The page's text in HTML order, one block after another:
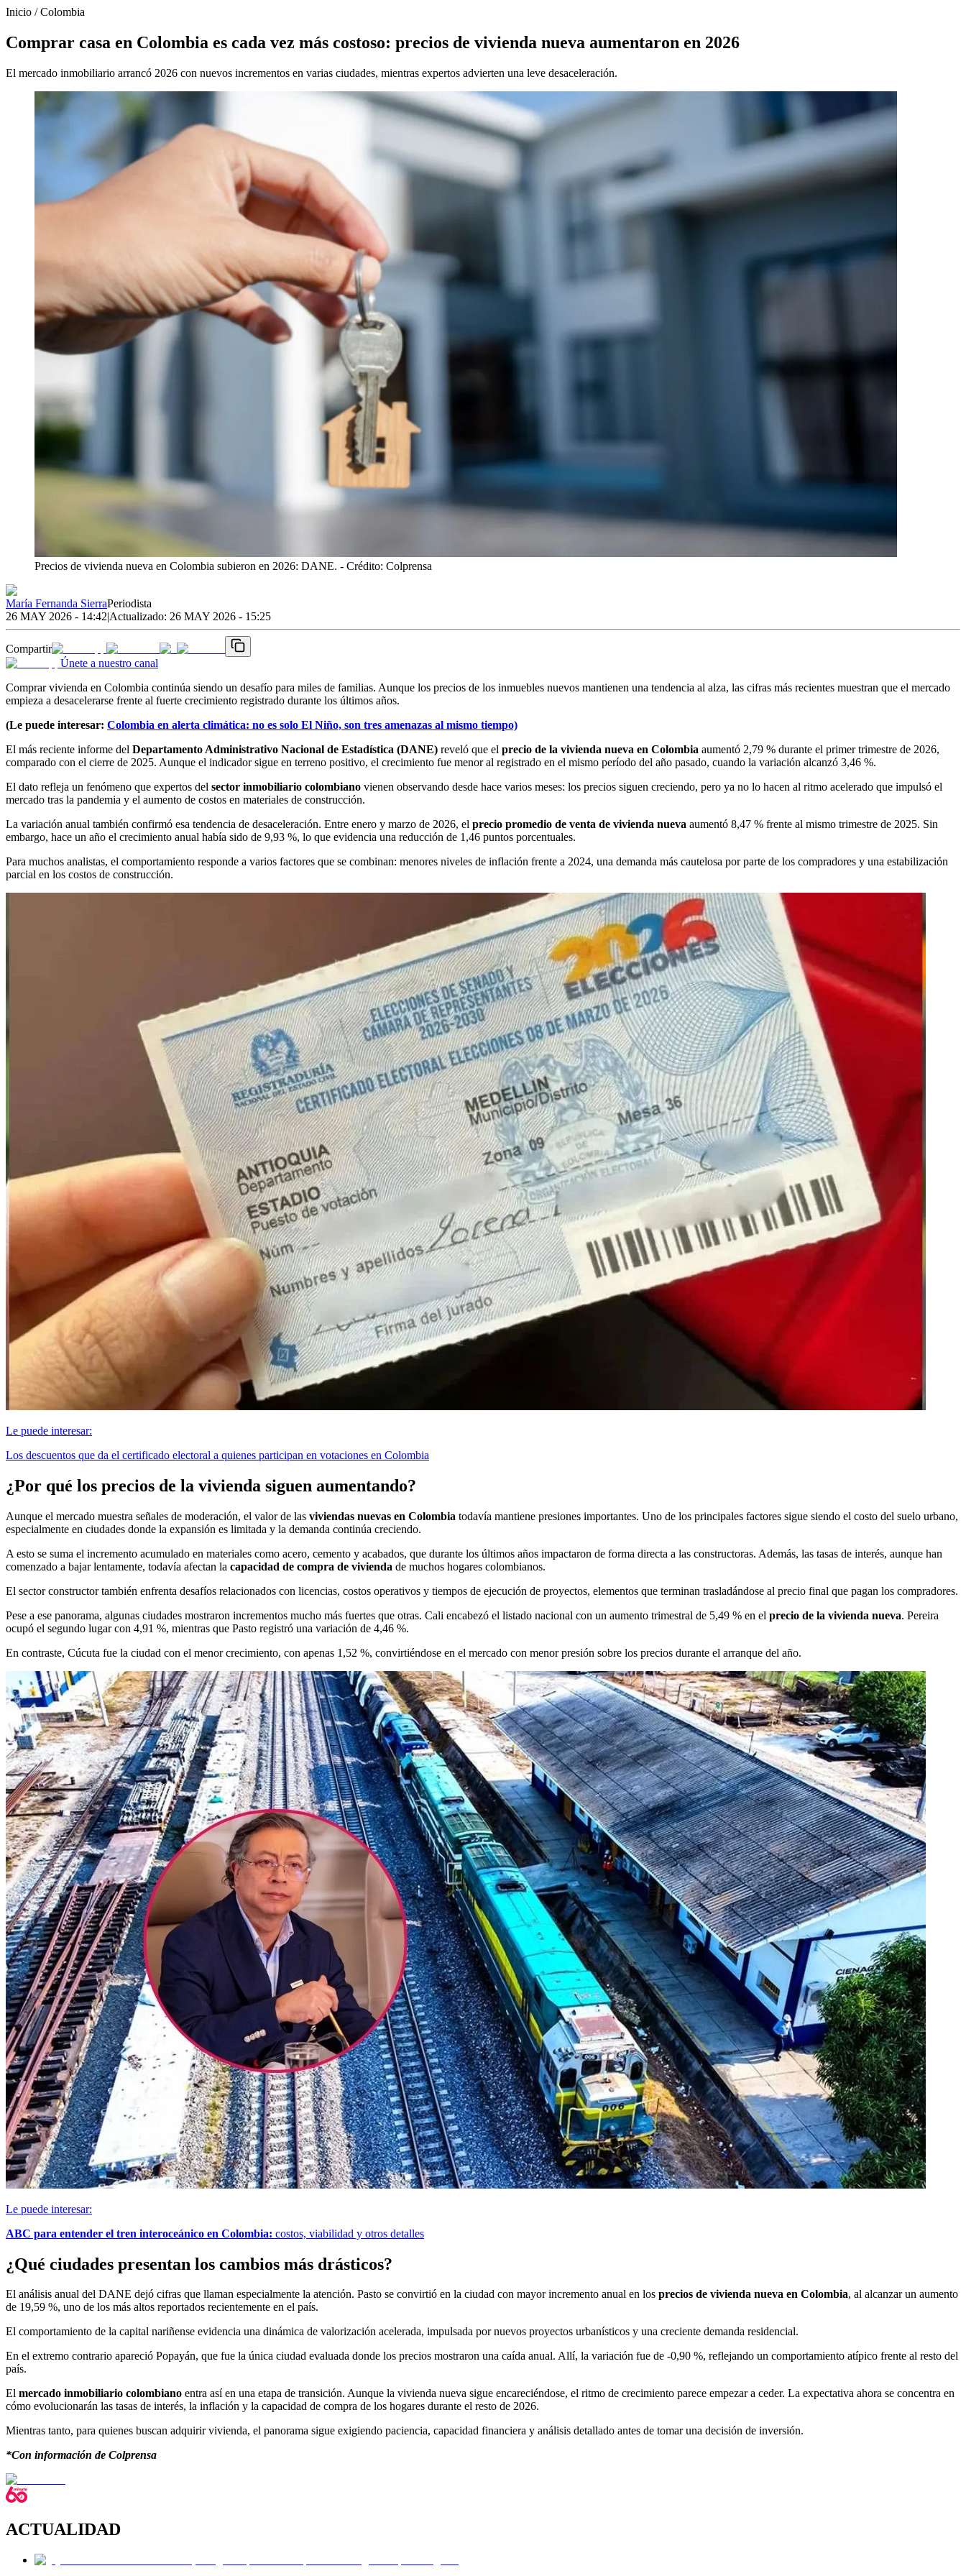
Inicio /Colombia
Comprar casa en Colombia es cada vez más costoso: precios de vivienda nueva aumentaron en 2026
El mercado inmobiliario arrancó 2026 con nuevos incrementos en varias ciudades, mientras expertos advierten una leve desaceleración.
Precios de vivienda nueva en Colombia subieron en 2026: DANE. - Crédito: Colprensa
María Fernanda SierraPeriodista
26 MAY 2026 - 14:42|Actualizado: 26 MAY 2026 - 15:25
Compartir
Únete a nuestro canal
Comprar vivienda en Colombia continúa siendo un desafío para miles de familias. Aunque los precios de los inmuebles nuevos mantienen una tendencia al alza, las cifras más recientes muestran que el mercado
empieza a desacelerarse frente al fuerte crecimiento registrado durante los últimos años.
(Le puede interesar: Colombia en alerta climática: no es solo El Niño, son tres amenazas al mismo tiempo)
El más reciente informe del Departamento Administrativo Nacional de Estadística (DANE) reveló que el precio de la vivienda nueva en Colombia aumentó 2,79 % durante el primer trimestre de 2026,
comparado con el cierre de 2025. Aunque el indicador sigue en terreno positivo, el crecimiento fue menor al registrado en el mismo período del año pasado, cuando la variación alcanzó 3,46 %.
El dato refleja un fenómeno que expertos del sector inmobiliario colombiano vienen observando desde hace varios meses: los precios siguen creciendo, pero ya no lo hacen al ritmo acelerado que impulsó el
mercado tras la pandemia y el aumento de costos en materiales de construcción.
La variación anual también confirmó esa tendencia de desaceleración. Entre enero y marzo de 2026, el precio promedio de venta de vivienda nueva aumentó 8,47 % frente al mismo trimestre de 2025. Sin
embargo, hace un año el crecimiento anual había sido de 9,93 %, lo que evidencia una reducción de 1,46 puntos porcentuales.
Para muchos analistas, el comportamiento responde a varios factores que se combinan: menores niveles de inflación frente a 2024, una demanda más cautelosa por parte de los compradores y una estabilización
parcial en los costos de construcción.
Le puede interesar:
Los descuentos que da el certificado electoral a quienes participan en votaciones en Colombia
¿Por qué los precios de la vivienda siguen aumentando?
Aunque el mercado muestra señales de moderación, el valor de las viviendas nuevas en Colombia todavía mantiene presiones importantes. Uno de los principales factores sigue siendo el costo del suelo urbano,
especialmente en ciudades donde la expansión es limitada y la demanda continúa creciendo.
A esto se suma el incremento acumulado en materiales como acero, cemento y acabados, que durante los últimos años impactaron de forma directa a las constructoras. Además, las tasas de interés, aunque han
comenzado a bajar lentamente, todavía afectan la capacidad de compra de vivienda de muchos hogares colombianos.
El sector constructor también enfrenta desafíos relacionados con licencias, costos operativos y tiempos de ejecución de proyectos, elementos que terminan trasladándose al precio final que pagan los compradores.
Pese a ese panorama, algunas ciudades mostraron incrementos mucho más fuertes que otras. Cali encabezó el listado nacional con un aumento trimestral de 5,49 % en el precio de la vivienda nueva. Pereira
ocupó el segundo lugar con 4,91 %, mientras que Pasto registró una variación de 4,46 %.
En contraste, Cúcuta fue la ciudad con el menor crecimiento, con apenas 1,52 %, convirtiéndose en el mercado con menor presión sobre los precios durante el arranque del año.
Le puede interesar:
ABC para entender el tren interoceánico en Colombia: costos, viabilidad y otros detalles
¿Qué ciudades presentan los cambios más drásticos?
El análisis anual del DANE dejó cifras que llaman especialmente la atención. Pasto se convirtió en la ciudad con mayor incremento anual en los precios de vivienda nueva en Colombia, al alcanzar un aumento
de 19,59 %, uno de los más altos reportados recientemente en el país.
El comportamiento de la capital nariñense evidencia una dinámica de valorización acelerada, impulsada por nuevos proyectos urbanísticos y una creciente demanda residencial.
En el extremo contrario apareció Popayán, que fue la única ciudad evaluada donde los precios mostraron una caída anual. Allí, la variación fue de -0,90 %, reflejando un comportamiento atípico frente al resto del
país.
El mercado inmobiliario colombiano entra así en una etapa de transición. Aunque la vivienda nueva sigue encareciéndose, el ritmo de crecimiento parece empezar a ceder. La expectativa ahora se concentra en
cómo evolucionarán las tasas de interés, la inflación y la capacidad de compra de los hogares durante el resto de 2026.
Mientras tanto, para quienes buscan adquirir vivienda, el panorama sigue exigiendo paciencia, capacidad financiera y análisis detallado antes de tomar una decisión de inversión.
*Con información de Colprensa
ACTUALIDAD